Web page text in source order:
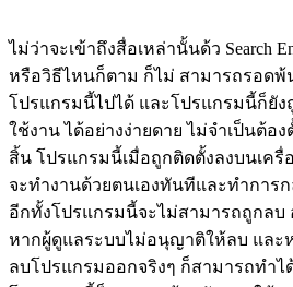
ไม่ว่าจะเข้าถึงสื่อเหล่านั้นด้ว Search
หรือวิธีไหนก็ตาม ก็ไม่ สามารถรอดพ้
โปรแกรมนี้ไปได้ และโปรแกรมนี้ก็ยั
ใช้งาน ได้อย่างง่ายดาย ไม่จำเป็นต้อ
สิ้น โปรแกรมนี้เมื่อถูกติดตั้งลงบนเครื่
จะทำงานด้วยตนเองทันทีและทำการ
อีกทั้งโปรแกรมนี้จะไม่สามารถถูกลบ
หากผู้ดูแลระบบไม่อนุญาติให้ลบ และ
ลบโปรแกรมออกจริงๆ ก็สามารถทำไ